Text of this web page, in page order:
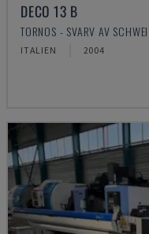
DECO 13 B
TORNOS - SVARV AV
ITALIEN 2004